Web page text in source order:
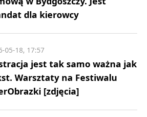
dla kierowcy
jest tak samo ważna jak
Warsztaty na Festiwalu
[zdjęcia]
05-18, 17:57